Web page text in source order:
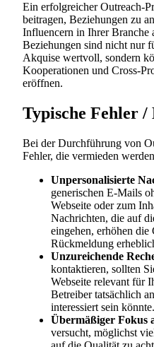
Ein erfolgreicher Outreach-
beitragen, Beziehungen zu
Influencern in Ihrer Branche
Beziehungen sind nicht nur
Akquise wertvoll, sondern
Kooperationen und Cross-
eröffnen.
Typische Fehler /
Bei der Durchführung von
Fehler, die vermieden
Unpersonalisierte
generischen E-Mails
Webseite oder zum
Nachrichten, die auf
eingehen, erhöhen die
Rückmeldung
Unzureichende
kontaktieren, sollten
Webseite relevant für
Betreiber tatsächlich
interessiert sein könnte.
Übermäßiger Fokus
versucht, möglichst